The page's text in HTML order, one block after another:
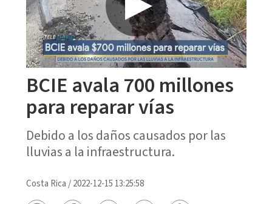
BCIE avala 700 millones
para reparar vías
Debido a los daños causados por las
lluvias a la infraestructura.
Costa Rica /2022-12-15 13:25:58